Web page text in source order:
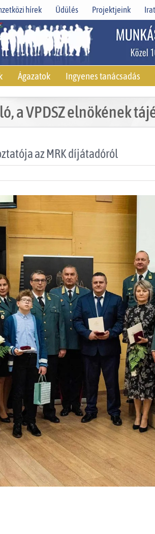
hírek Üdülés Projektjeink
Ágazatok Ingyenes tanácsadás
a VPDSZ elnökének
az MRK díjátadóról